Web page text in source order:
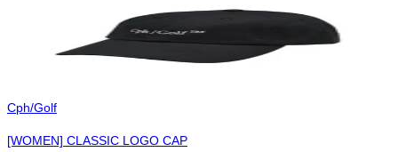
Cph/Golf
[WOMEN] CLASSIC LOGO CAP